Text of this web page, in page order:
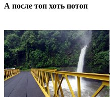
А после топ хоть потоп